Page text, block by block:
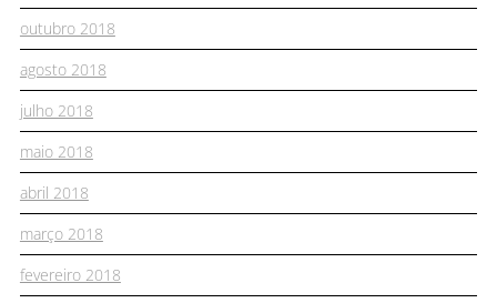
outubro 2018
agosto 2018
julho 2018
maio 2018
abril 2018
março 2018
fevereiro 2018